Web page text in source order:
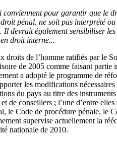
conviennent pour garantir que le
pénal, ne soit pas interprété
devrait également sensibiliser
droit interne...
de l’homme ratifiés par le
de 2005 comme faisant partie
a adopté le programme de
les modifications
du pays au titre des
de conseillers ; l’une d’entre
le Code de procédure pénale, le
supervise actuellement la
nationale de 2010.